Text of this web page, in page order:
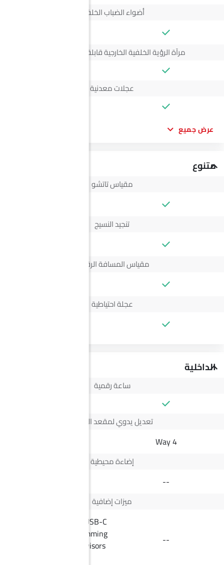
أضواء الضباب الخلفية
مرآة الرؤية الخلفية الخارجية قابلة للتعديل كهربائياً
عجلات معدنية
عرض جميع
متنوع
مقياس تاتشو
تنجيد النسيج
مقياس المسافة الرقمي
عجلة احتياطية
الداخلية
ساعة رقمية
تعديل يدوي لمقعد السائق
4 Way
إضاءة محيطية
--
ميزات إضافية
--
Backrest split folding, USB-C
ports in front, Auto-dimming
rear view mirror, Sun visors